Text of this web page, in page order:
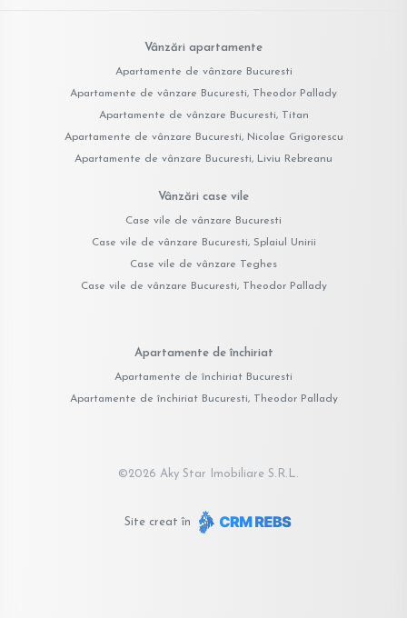
Vânzări apartamente
Apartamente de vânzare Bucuresti
Apartamente de vânzare Bucuresti, Theodor Pallady
Apartamente de vânzare Bucuresti, Titan
Apartamente de vânzare Bucuresti, Nicolae Grigorescu
Apartamente de vânzare Bucuresti, Liviu Rebreanu
Vânzări case vile
Case vile de vânzare Bucuresti
Case vile de vânzare Bucuresti, Splaiul Unirii
Case vile de vânzare Teghes
Case vile de vânzare Bucuresti, Theodor Pallady
Apartamente de închiriat
Apartamente de închiriat Bucuresti
Apartamente de închiriat Bucuresti, Theodor Pallady
©2026 Aky Star Imobiliare S.R.L.
Site creat în